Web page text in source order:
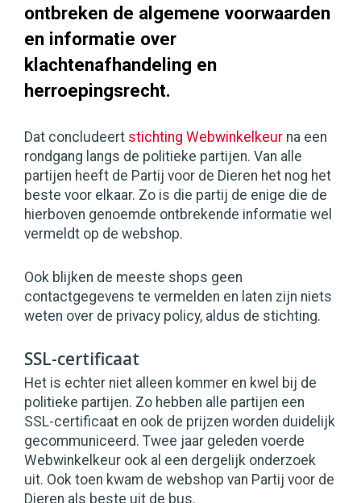
ontbreken de algemene voorwaarden
en informatie over
klachtenafhandeling en
herroepingsrecht.
Dat concludeert stichting Webwinkelkeur na een
rondgang langs de politieke partijen. Van alle
partijen heeft de Partij voor de Dieren het nog het
beste voor elkaar. Zo is die partij de enige die de
hierboven genoemde ontbrekende informatie wel
vermeldt op de webshop.
Ook blijken de meeste shops geen
contactgegevens te vermelden en laten zijn niets
weten over de privacy policy, aldus de stichting.
SSL-certificaat
Het is echter niet alleen kommer en kwel bij de
politieke partijen. Zo hebben alle partijen een
SSL-certificaat en ook de prijzen worden duidelijk
gecommuniceerd. Twee jaar geleden voerde
Webwinkelkeur ook al een dergelijk onderzoek
uit. Ook toen kwam de webshop van Partij voor de
Dieren als beste uit de bus.